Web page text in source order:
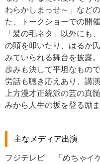
わらかしまっせ～」など
た、トークショーでの開催
「髪の毛ネタ」以外にも
の頭を叩いたり、はるか
みていられる舞台を披露
歩みも決して平坦なもの
労話も聴き応えあり、講
上方漫才正統派の芸の真
みから人生の坂を登る励
主なメディア出演
フジテレビ 「めちゃイ